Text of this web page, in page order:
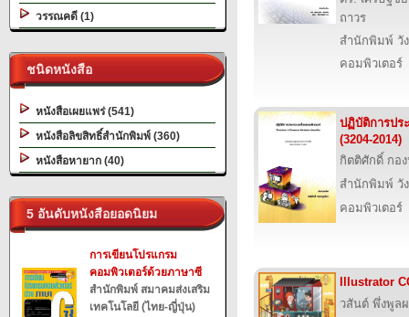
วรรณคดี (1)
ชนิดหนังสือ
หนังสือเผยแพร่ (541)
หนังสือลิขสิทธิ์สำนักพิมพ์ (360)
หนังสือหายาก (40)
5 อันดับหนังสือยอดนิยม
การเขียนโปรแกรม
คอมพิวเตอร์ด้วยภาษาซี
สำนักพิมพ์ สมาคมส่งเสริม
เทคโนโลยี (ไทย-ญี่ปุ่น)
ถาวร
สำนักพิมพ์ วั
คอมพิวเตอร์
ปฏิบัติการปร
(3204-2014)
กิตติศักดิ์ กอ
สำนักพิมพ์ วั
คอมพิวเตอร์
Illustrator
วสันต์ พึ่งพูล